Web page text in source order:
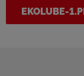
EKOLUBE-